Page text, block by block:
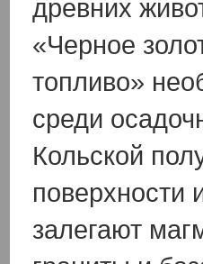
древних
«Черное
топливо»
среди
Кольской
поверхности
залегают